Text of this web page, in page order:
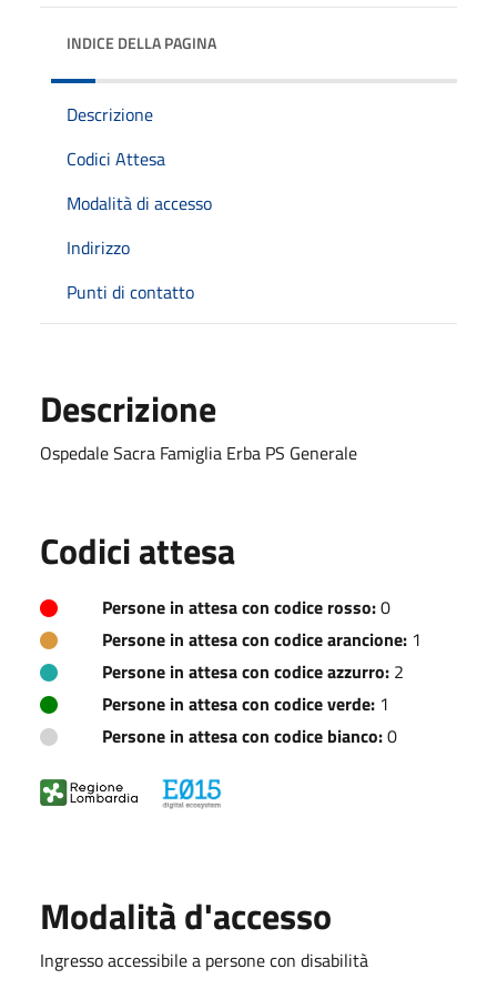
INDICE DELLA PAGINA
Descrizione
Codici Attesa
Modalità di accesso
Indirizzo
Punti di contatto
Descrizione
Ospedale Sacra Famiglia Erba PS Generale
Codici attesa
Persone in attesa con codice rosso:0
Persone in attesa con codice arancione: 1
Persone in attesa con codice azzurro: 2
Persone in attesa con codice verde: 1
Persone in attesa con codice bianco:0
Modalità d'accesso
Ingresso accessibile a persone con disabilità